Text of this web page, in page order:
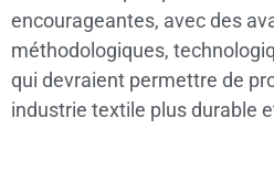
encourageantes, avec des
méthodologiques,
qui devraient permettre de
industrie textile plus durable